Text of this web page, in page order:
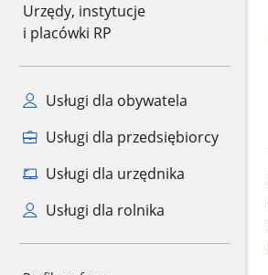
Urzędy, instytucje
i placówki RP
Usługi dla obywatela
Usługi dla przedsiębiorcy
Usługi dla urzędnika
Usługi dla rolnika